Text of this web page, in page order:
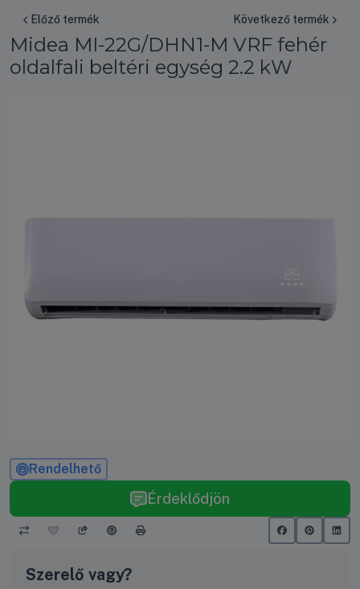
Előző termék Következő termék
Midea MI-22G/DHN1-M VRF fehér
oldalfali beltéri egység 2.2 kW
Rendelhető
Érdeklődjön
Szerelő vagy?